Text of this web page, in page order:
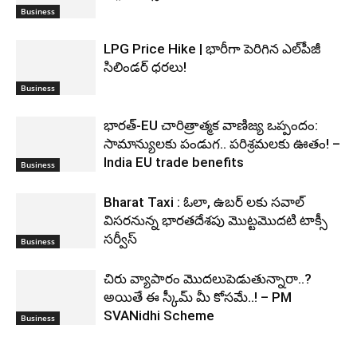
Business
Business
LPG Price Hike | భారీగా పెరిగిన ఎల్‌పీజీ
సిలిండర్ ధరలు!
Business
భారత్-EU చారిత్రాత్మక వాణిజ్య ఒప్పందం:
సామాన్యులకు పండుగ.. పరిశ్రమలకు ఊతం! –
India EU trade benefits
Business
Bharat Taxi : ఓలా, ఉబర్ లకు సవాల్‌
విసరనున్న భారతదేశపు మొట్టమొదటి టాక్సీ
సర్వీస్
Business
చిరు వ్యాపారం మొద‌లుపెడుతున్నారా..?
అయితే ఈ స్కీమ్ మీ కోస‌మే..! – PM
SVANidhi Scheme